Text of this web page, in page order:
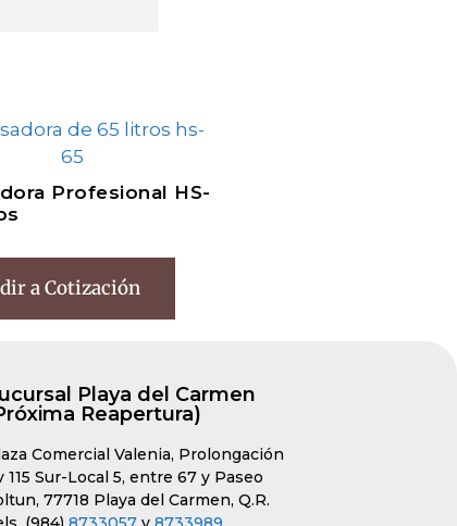
Profesional HS-
a Cotización
Playa del Carmen
Reapertura)
Comercial Valenia, Prolongación
115 Sur-Local 5, entre 67 y Paseo
77718 Playa del Carmen, Q.R.